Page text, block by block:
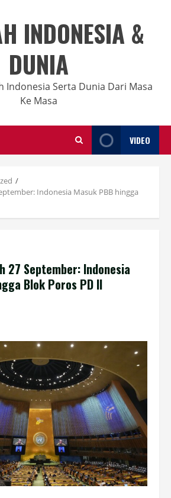
INDONESIA &
DUNIA
Indonesia Serta Dunia Dari Masa
Ke Masa
VIDEO
Indonesia Masuk PBB hingga
27 September: Indonesia
Blok Poros PD II